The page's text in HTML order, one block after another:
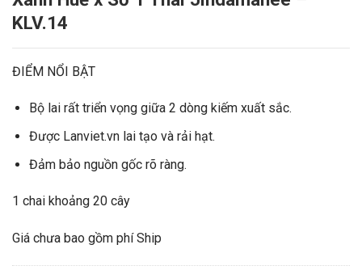
KLV.14
ĐIỂM NỔI BẬT
Bộ lai rất triển vọng giữa 2 dòng kiếm xuất sắc.
Được Lanviet.vn lai tạo và rải hạt.
Đảm bảo nguồn gốc rõ ràng.
1 chai khoảng 20 cây
Giá chưa bao gồm phí Ship